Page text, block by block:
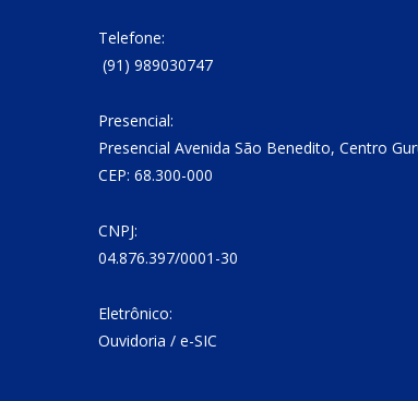
Telefone:
(91) 989030747
Presencial:
Presencial Avenida São Benedito, Centro
CEP: 68.300-000
CNPJ:
04.876.397/0001-30
Eletrônico:
Ouvidoria / e-SIC